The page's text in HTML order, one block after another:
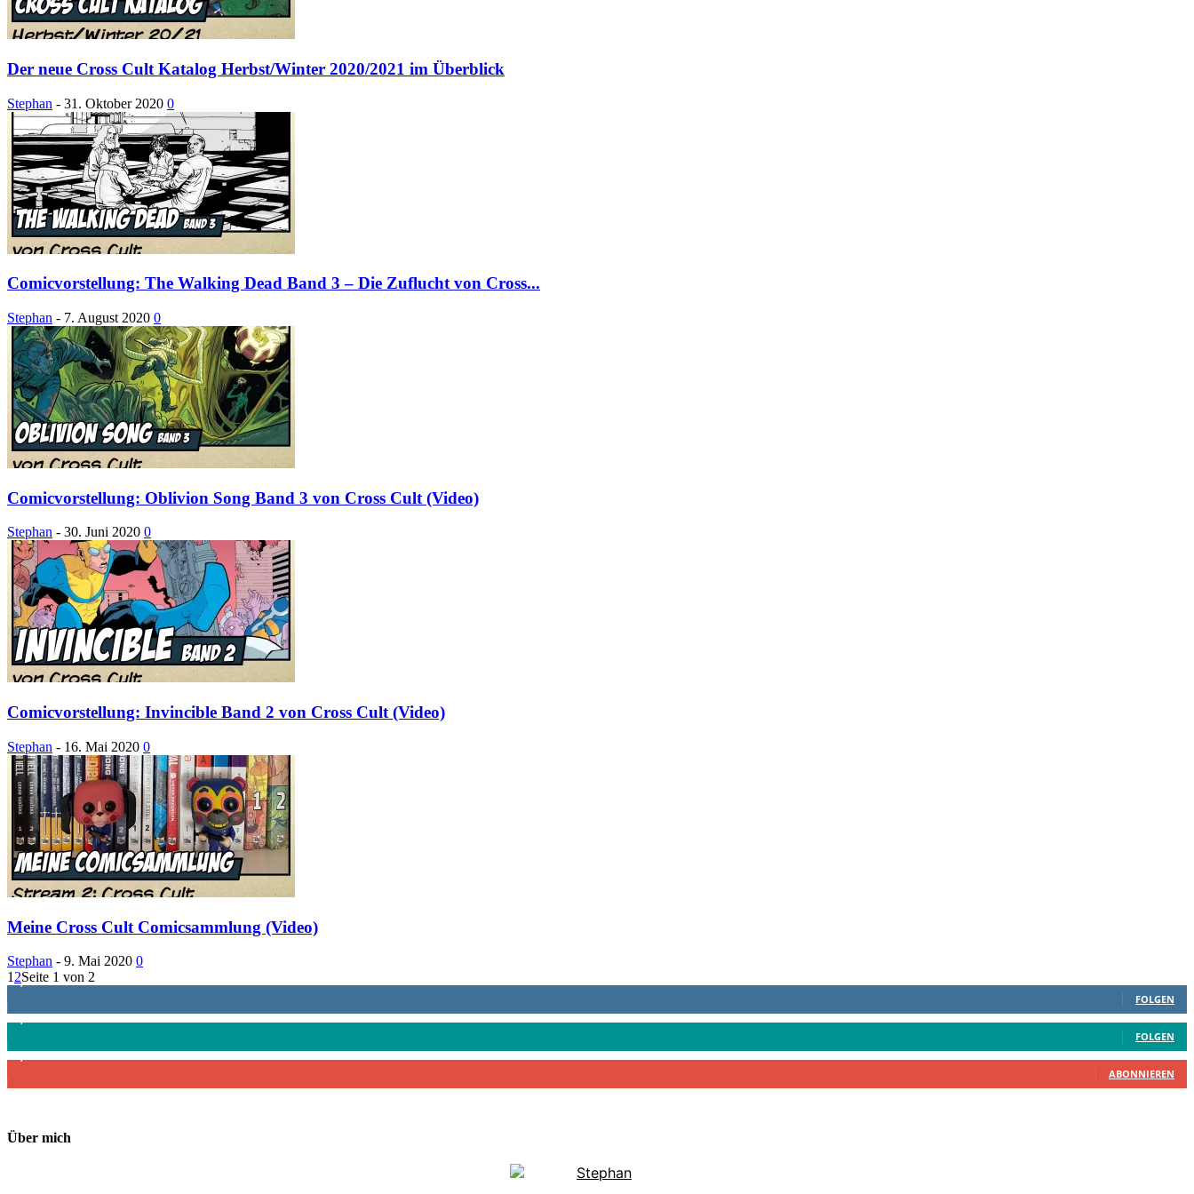
Der neue Cross Cult Katalog Herbst/Winter 2020/2021 im Überblick
Stephan - 31. Oktober 2020 0
Comicvorstellung: The Walking Dead Band 3 – Die Zuflucht von Cross...
Stephan - 7. August 2020 0
Comicvorstellung: Oblivion Song Band 3 von Cross Cult (Video)
Stephan - 30. Juni 2020 0
Comicvorstellung: Invincible Band 2 von Cross Cult (Video)
Stephan - 16. Mai 2020 0
Meine Cross Cult Comicsammlung (Video)
Stephan - 9. Mai 2020 0
1 2Seite 1 von 2
1,887 Follower
FOLGEN
FOLGEN
ABONNIEREN
Über mich